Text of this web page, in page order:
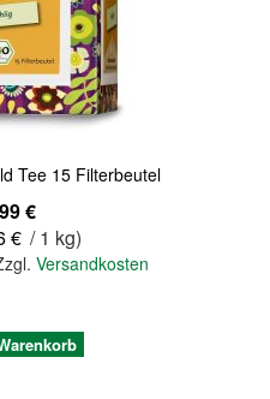
Tee 15 Filterbeutel
€
€ / 1 kg)
Versandkosten